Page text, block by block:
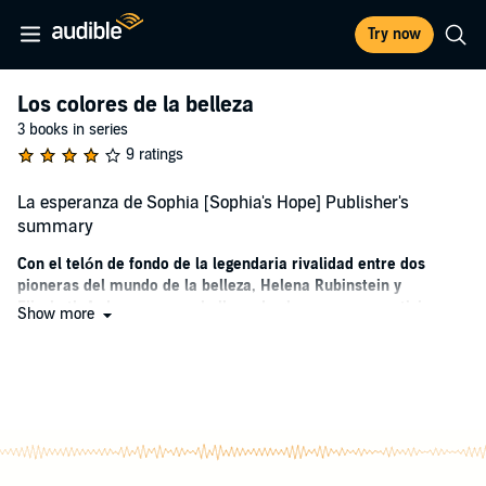
Try now
Los colores de la belleza
3 books in series
9 ratings
La esperanza de Sophia [Sophia's Hope] Publisher's
summary
Con el telón de fondo de la legendaria rivalidad entre dos
pioneras del mundo de la belleza, Helena Rubinstein y
Elizabeth Arden, una novela llena de glamour y romanticismo
empezar de cero, un día se encuentra frente al deslumbrante
Show more